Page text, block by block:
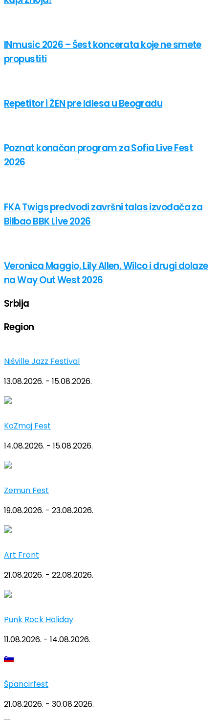
INmusic 2026 – Šest koncerata koje ne smete
propustiti
Repetitor i ŽEN pre Idlesa u Beogradu
Poznat konačan program za Sofia Live Fest
2026
FKA Twigs predvodi završni talas izvođača za
Bilbao BBK Live 2026
Veronica Maggio, Lily Allen, Wilco i drugi dolaze
na Way Out West 2026
Srbija
Region
Nišville Jazz Festival
13.08.2026. - 15.08.2026.
KoZmaj Fest
14.08.2026. - 15.08.2026.
Zemun Fest
19.08.2026. - 23.08.2026.
Art Front
21.08.2026. - 22.08.2026.
Punk Rock Holiday
11.08.2026. - 14.08.2026.
Špancirfest
21.08.2026. - 30.08.2026.